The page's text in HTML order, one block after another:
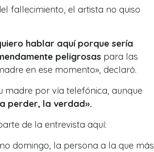
fallecimiento, el artista no quiso
hablar aquí porque sería
peligrosas para las
en ese momento», declaró.
madre por vía telefónica, aunque
perder, la verdad».
de la entrevista aquí:
domingo, la persona a la que más